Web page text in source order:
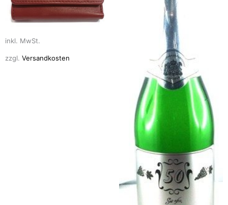
inkl. MwSt.
zzgl. Versandkosten
Varianten
auf.
Optionen
auf
Produktseite
gewählt
werden